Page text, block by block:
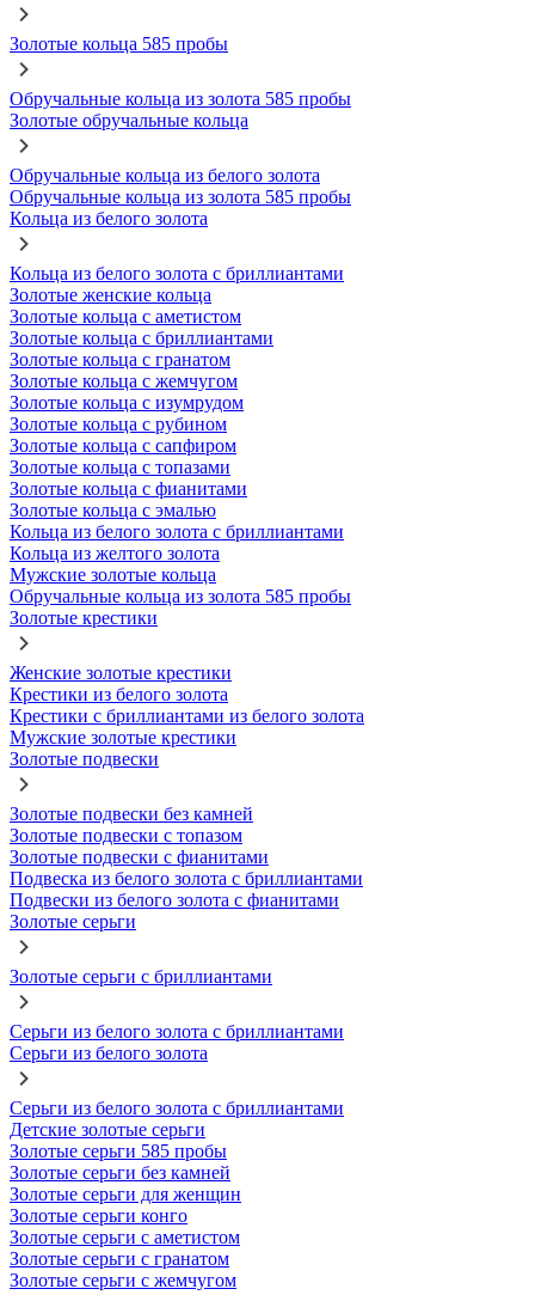
Золотые кольца 585 пробы
Обручальные кольца из золота 585 пробы
Золотые обручальные кольца
Обручальные кольца из белого золота
Обручальные кольца из золота 585 пробы
Кольца из белого золота
Кольца из белого золота с бриллиантами
Золотые женские кольца
Золотые кольца с аметистом
Золотые кольца с бриллиантами
Золотые кольца с гранатом
Золотые кольца с жемчугом
Золотые кольца с изумрудом
Золотые кольца с рубином
Золотые кольца с сапфиром
Золотые кольца с топазами
Золотые кольца с фианитами
Золотые кольца с эмалью
Кольца из белого золота с бриллиантами
Кольца из желтого золота
Мужские золотые кольца
Обручальные кольца из золота 585 пробы
Золотые крестики
Женские золотые крестики
Крестики из белого золота
Крестики с бриллиантами из белого золота
Мужские золотые крестики
Золотые подвески
Золотые подвески без камней
Золотые подвески с топазом
Золотые подвески с фианитами
Подвеска из белого золота с бриллиантами
Подвески из белого золота с фианитами
Золотые серьги
Золотые серьги с бриллиантами
Серьги из белого золота с бриллиантами
Серьги из белого золота
Серьги из белого золота с бриллиантами
Детские золотые серьги
Золотые серьги 585 пробы
Золотые серьги без камней
Золотые серьги для женщин
Золотые серьги конго
Золотые серьги с аметистом
Золотые серьги с гранатом
Золотые серьги с жемчугом